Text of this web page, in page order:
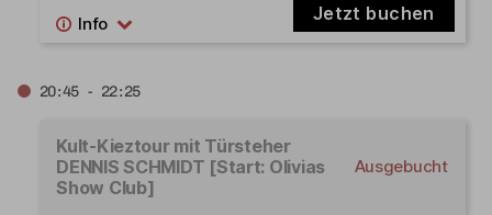
Jetzt buchen
20:45 - 22:25
Kult-Kieztour mit Türsteher
DENNIS SCHMIDT [Start: Olivias
Show Club]
Ausgebucht